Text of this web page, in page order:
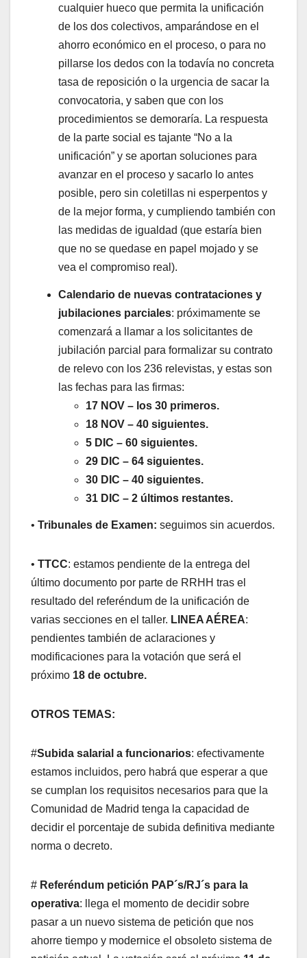
cualquier hueco que permita la unificación
de los dos colectivos, amparándose en el
ahorro económico en el proceso, o para no
pillarse los dedos con la todavía no concreta
tasa de reposición o la urgencia de sacar la
convocatoria, y saben que con los
procedimientos se demoraría. La respuesta
de la parte social es tajante “No a la
unificación” y se aportan soluciones para
avanzar en el proceso y sacarlo lo antes
posible, pero sin coletillas ni esperpentos y
de la mejor forma, y cumpliendo también con
las medidas de igualdad (que estaría bien
que no se quedase en papel mojado y se
vea el compromiso real).
Calendario de nuevas contrataciones y
jubilaciones parciales: próximamente se
comenzará a llamar a los solicitantes de
jubilación parcial para formalizar su contrato
de relevo con los 236 relevistas, y estas son
las fechas para las firmas:
17 NOV – los 30 primeros.
18 NOV – 40 siguientes.
5 DIC – 60 siguientes.
29 DIC – 64 siguientes.
30 DIC – 40 siguientes.
31 DIC – 2 últimos restantes.
• Tribunales de Examen: seguimos sin acuerdos.
• TTCC: estamos pendiente de la entrega del
último documento por parte de RRHH tras el
resultado del referéndum de la unificación de
varias secciones en el taller. LINEA AÉREA:
pendientes también de aclaraciones y
modificaciones para la votación que será el
próximo 18 de octubre.
OTROS TEMAS:
#Subida salarial a funcionarios: efectivamente
estamos incluidos, pero habrá que esperar a que
se cumplan los requisitos necesarios para que la
Comunidad de Madrid tenga la capacidad de
decidir el porcentaje de subida definitiva mediante
norma o decreto.
# Referéndum petición PAP´s/RJ´s para la
operativa: llega el momento de decidir sobre
pasar a un nuevo sistema de petición que nos
ahorre tiempo y modernice el obsoleto sistema de